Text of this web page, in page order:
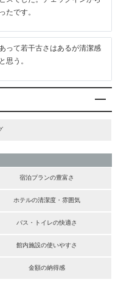
たです。
って若干古さはあるが清潔感
思う。
宿泊プランの豊富さ
ホテルの清潔度・雰囲気
バス・トイレの快適さ
館内施設の使いやすさ
金額の納得感